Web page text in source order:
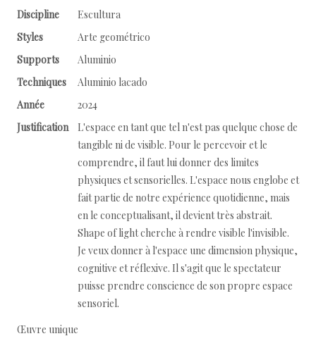
Discipline
Escultura
Styles
Arte geométrico
Supports
Aluminio
Techniques
Aluminio lacado
Année
2024
Justification
L'espace en tant que tel n'est pas quelque chose de
tangible ni de visible. Pour le percevoir et le
comprendre, il faut lui donner des limites
physiques et sensorielles. L'espace nous englobe et
fait partie de notre expérience quotidienne, mais
en le conceptualisant, il devient très abstrait.
Shape of light cherche à rendre visible l'invisible.
Je veux donner à l'espace une dimension physique,
cognitive et réflexive. Il s'agit que le spectateur
puisse prendre conscience de son propre espace
sensoriel.
Œuvre unique